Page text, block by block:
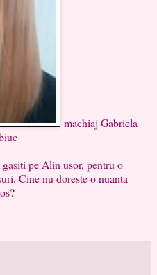
machiaj Gabriela
pe Alin usor, pentru o
Cine nu doreste o nuanta